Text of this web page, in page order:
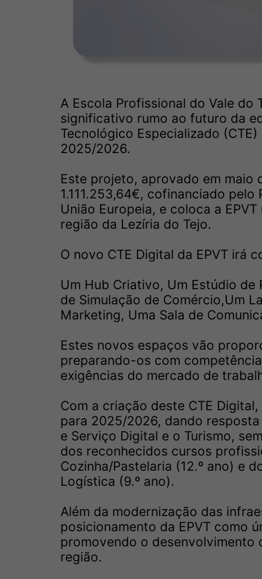
A Escola Profissional do Vale do
significativo rumo ao futuro da
Tecnológico Especializado
2025/2026.
Este projeto, aprovado em maio
1.111.253,64€, cofinanciado pelo
União Europeia, e coloca a
região da Lezíria do Tejo.
O novo CTE Digital da EPVT irá
Um Hub Criativo, Um Estúdio
de Simulação de Comércio,Um
Marketing, Uma Sala de
Estes novos espaços vão
preparando-os com
exigências do mercado de
Com a criação deste CTE
para 2025/2026, dando
e Serviço Digital e o Turismo,
dos reconhecidos cursos
Cozinha/Pastelaria (12.º ano) e
Logística (9.º ano).
Além da modernização das
posicionamento da EPVT como
promovendo o desenvolvimento
região.